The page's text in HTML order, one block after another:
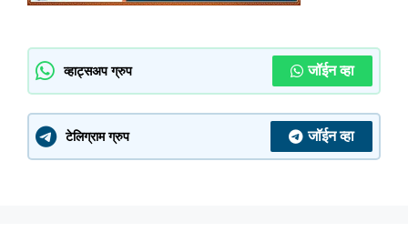
व्हाट्सअप ग्रुप जॉईन व्हा
टेलिग्राम ग्रुप जॉईन व्हा